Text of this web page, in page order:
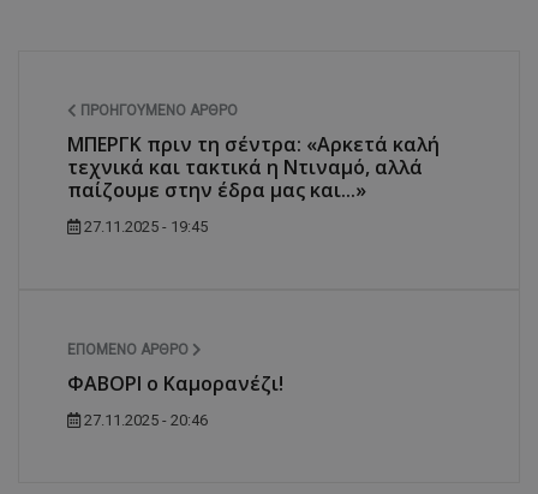
ΠΡΟΗΓΟΎΜΕΝΟ ΆΡΘΡΟ
ΜΠΕΡΓΚ πριν τη σέντρα: «Αρκετά καλή
τεχνικά και τακτικά η Ντιναμό, αλλά
παίζουμε στην έδρα μας και...»
27.11.2025 - 19:45
ΕΠΌΜΕΝΟ ΆΡΘΡΟ
ΦΑΒΟΡΙ ο Καμορανέζι!
27.11.2025 - 20:46